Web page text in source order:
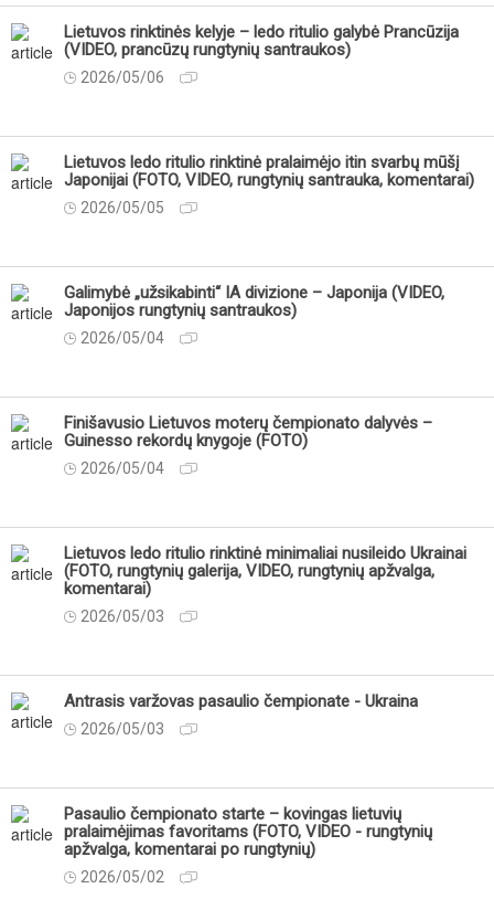
Lietuvos rinktinės kelyje – ledo ritulio galybė Prancūzija
(VIDEO, prancūzų rungtynių santraukos)
2026/05/06
Lietuvos ledo ritulio rinktinė pralaimėjo itin svarbų mūšį
Japonijai (FOTO, VIDEO, rungtynių santrauka, komentarai)
2026/05/05
Galimybė „užsikabinti“ IA divizione – Japonija (VIDEO,
Japonijos rungtynių santraukos)
2026/05/04
Finišavusio Lietuvos moterų čempionato dalyvės –
Guinesso rekordų knygoje (FOTO)
2026/05/04
Lietuvos ledo ritulio rinktinė minimaliai nusileido Ukrainai
(FOTO, rungtynių galerija, VIDEO, rungtynių apžvalga,
komentarai)
2026/05/03
Antrasis varžovas pasaulio čempionate - Ukraina
2026/05/03
Pasaulio čempionato starte – kovingas lietuvių
pralaimėjimas favoritams (FOTO, VIDEO - rungtynių
apžvalga, komentarai po rungtynių)
2026/05/02